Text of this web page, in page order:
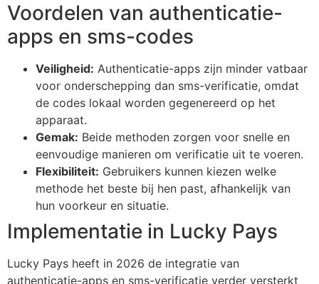
Voordelen van authenticatie-
apps en sms-codes
Veiligheid: Authenticatie-apps zijn minder vatbaar
voor onderschepping dan sms-verificatie, omdat
de codes lokaal worden gegenereerd op het
apparaat.
Gemak: Beide methoden zorgen voor snelle en
eenvoudige manieren om verificatie uit te voeren.
Flexibiliteit: Gebruikers kunnen kiezen welke
methode het beste bij hen past, afhankelijk van
hun voorkeur en situatie.
Implementatie in Lucky Pays
Lucky Pays heeft in 2026 de integratie van
authenticatie-apps en sms-verificatie verder versterkt